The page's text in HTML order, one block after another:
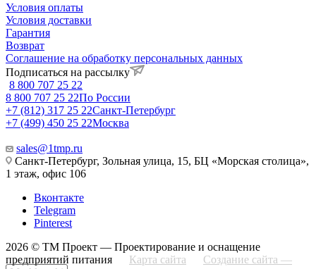
Условия оплаты
Условия доставки
Гарантия
Возврат
Соглашение на обработку персональных данных
Подписаться на рассылку
8 800 707 25 22
8 800 707 25 22По России
+7 (812) 317 25 22Санкт-Петербург
+7 (499) 450 25 22Москва
sales@1tmp.ru
Санкт-Петербург, Зольная улица, 15, БЦ «Морская столица»,
1 этаж, офис 106
Вконтакте
Telegram
Pinterest
2026 © ТМ Проект — Проектирование и оснащение
предприятий питания
Карта сайта
Создание сайта —